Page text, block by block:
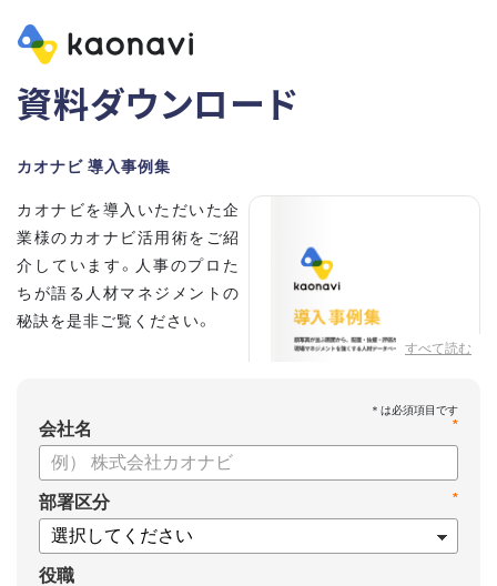
資料ダウンロード
カオナビ 導入事例集
すべて読む
カオナビを導入いただいた企
業様のカオナビ活用術をご紹
介しています。人事のプロた
ちが語る人材マネジメントの
秘訣を是非ご覧ください。
*
会社名
*
部署区分
役職